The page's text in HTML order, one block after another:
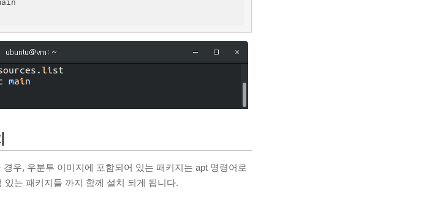
우, 우분투 이미지에 포함되어 있는 패키지는 apt 명령어로
는 패키지들 까지 함께 설치 되게 됩니다.